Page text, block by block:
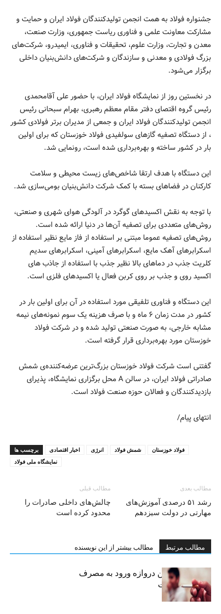
جشنواره فولاد به همت انجمن تولیدکنندگان فولاد ایران و حمایت و
مشارکت معاونت علمی و فناوری ریاست جمهوری، وزارت صنعت،
معدن و تجارت، وزارت علوم، تحقیقات و فناوری، ایمیدرو، شرکت‌های
بزرگ فولادی و معدنی و سازندگان و شرکت‌های دانش‌بنیان داخلی
برگزار می‌شود.
در نخستین روز از نمایشگاه فولاد ایران، با حضور علی آقامحمدی
رئیس گروه اقتصای دفتر مقام معظم رهبری، بهرام سبحانی رئیس
انجمن تولیدکنندگان فولاد ایران و جمعی از مدیران برتر فولادی کشور
، از دستگاه تصفیه گازهای سولفیدی فولاد خوزستان که برای اولین
بار در کشور ساخته و بهره‌برداری شده است، رونمایی شد.
این دستگاه با هدف ارتقا شاخص‌های زیست محیطی و سلامت
کارکنان در فضاهای بسته با کمک شرکت دانش‌بنیان بومی‌سازی شد.
با توجه به نقش اکسیدهای گوگرد در آلودگی هوای شهری و صنعتی،
روش‌های متعددی برای تصفیه آن‌ها در دنیا ارائه شده است.
روش‌های تصفیه عموما مبتنی بر استفاده از فاز مایع نظیر استفاده از
اسکرابرهای آهک مایع، اسکرابرهای آمینی، اسکرابرهای سدیم
کلریت جذب در دماهای بالا نظیر جذب با استفاده از جاذب های
اکسید روی و جذب بر روی کربن فعال یا اکسیدهای فلزی است.
این دستگاه و فناوری تلفیقی مورد استفاده در آن برای اولین بار در
کشور در مدت زمان ۶ ماه و با صرف هزینه یک سوم نمونه‌های نیمه
مشابه خارجی، به صورت صنعتی تولید شده و در شرکت فولاد
خوزستان مورد بهره‌برداری قرار گرفته است.
گفتنی است شرکت فولاد خوزستان بزرگ‌ترین عرضه‌کننده‌ی شمش
صادراتی فولاد ایران، در سالن A محل برگزاری نمایشگاه، پذیرای
بازديدکنندگان و فعالان حوزه صنعت فولاد است.
انتهای پیام/
برچسب ها اخبار اقتصادی انرژی شمش فولاد
فولاد خوزستان
نمایشگاه ملی فولاد
مطالب قبلی
چالش‌های داخلی صادرات را
محدود کرده است
مطالب بعدی
رشد ۵۱ درصدی آموزش‌های
مهارتی در دولت سیزدهم
مطالب مرتبط مطالب بیشتر از این نویسنده
سیگار، مهمترین دروازه ورود به مصرف
موادمخدر است